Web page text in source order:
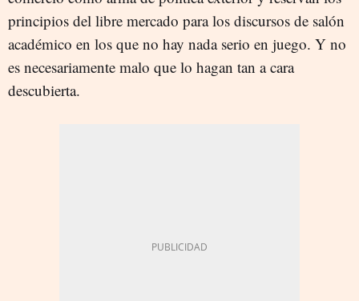
principios del libre mercado para los discursos de salón
académico en los que no hay nada serio en juego. Y no
es necesariamente malo que lo hagan tan a cara
descubierta.